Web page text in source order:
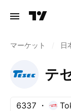
マーケット 日
テ
6337